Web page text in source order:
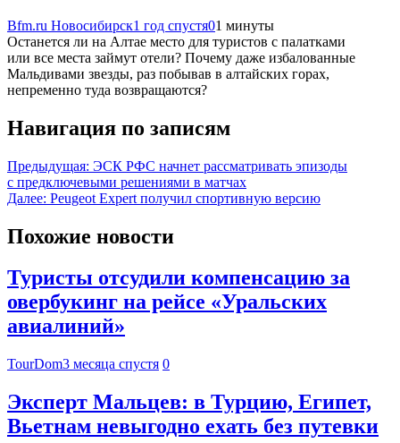
Bfm.ru Новосибирск1 год спустя01 минуты
Останется ли на Алтае место для туристов с палатками
или все места займут отели? Почему даже избалованные
Мальдивами звезды, раз побывав в алтайских горах,
непременно туда возвращаются?
Навигация по записям
Предыдущая: ЭСК РФС начнет рассматривать эпизоды
с предключевыми решениями в матчах
Далее: Peugeot Expert получил спортивную версию
Похожие новости
Туристы отсудили компенсацию за
овербукинг на рейсе «Уральских
авиалиний»
TourDom3 месяца спустя 0
Эксперт Мальцев: в Турцию, Египет,
Вьетнам невыгодно ехать без путевки